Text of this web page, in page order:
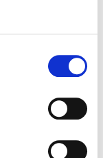
till och med
1,2 meter